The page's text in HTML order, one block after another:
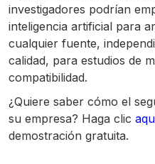
investigadores podrían
inteligencia artificial para
cualquier fuente,
calidad, para estudios de
compatibilidad.
¿Quiere saber cómo el
su empresa? Haga clic
demostración gratuita.